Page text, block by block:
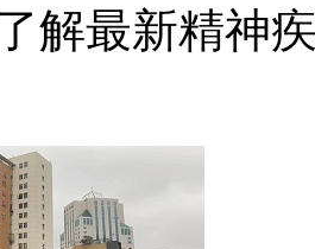
解最新精神